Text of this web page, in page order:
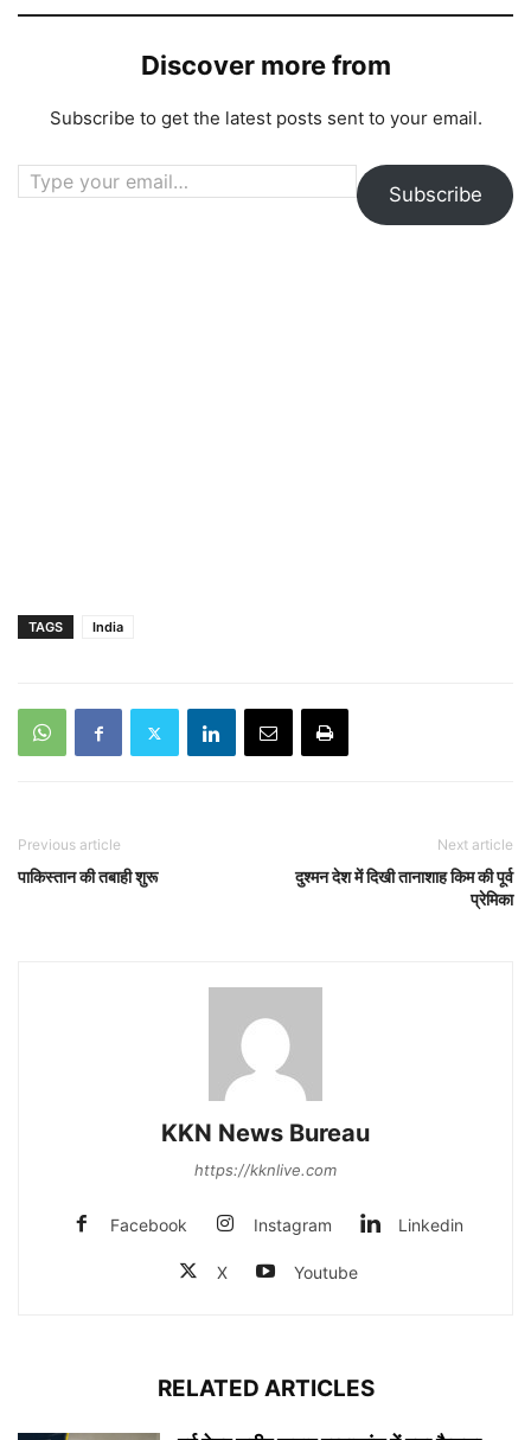
Discover more from
Subscribe to get the latest posts sent to your email.
Type your email…
Subscribe
TAGS India
Previous article
पाकिस्तान की तबाही शुरू
Next article
दुश्मन देश में दिखी तानाशाह किम की पूर्व
प्रेमिका
KKN News Bureau
https://kknlive.com
Facebook Instagram Linkedin
X Youtube
RELATED ARTICLES